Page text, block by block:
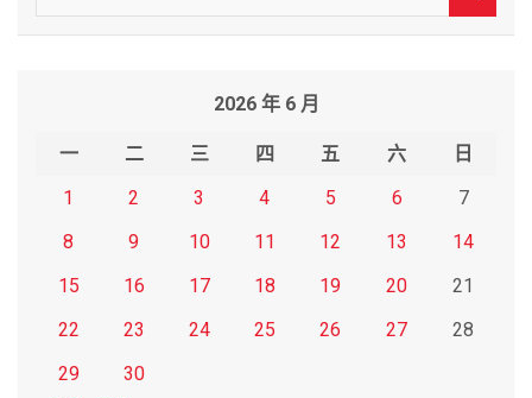
e
2026 年 6 月
一 二 三 四 五 六
日
1
2 3 4 5 6
7
8
9 10 11 12 13
14
15
16 17 18 19 20
21
22
23 24 25 26 27
28
29
30